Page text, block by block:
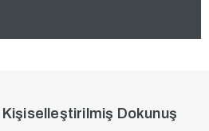
Kişiselleştirilmiş Dokunuş